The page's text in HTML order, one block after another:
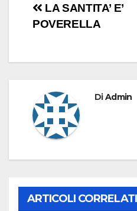
LA SANTITA’ E’
POVERELLA
DiAdmin
ARTICOLI CORRELATI